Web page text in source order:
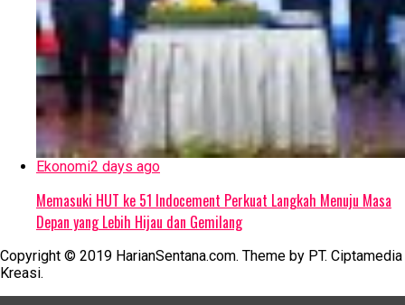
Ekonomi2 days ago
Memasuki HUT ke 51 Indocement Perkuat Langkah Menuju Masa
Depan yang Lebih Hijau dan Gemilang
Copyright © 2019 HarianSentana.com. Theme by PT. Ciptamedia
Kreasi.